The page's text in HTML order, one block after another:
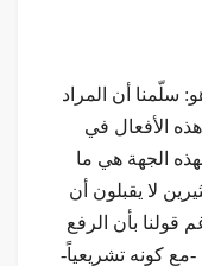
سلّمنا أن المراد
الأفعال في
الجهة هي ما
لا يقبلون أن
قولنا بأن الرفع
-مع كونه تشريعياً-